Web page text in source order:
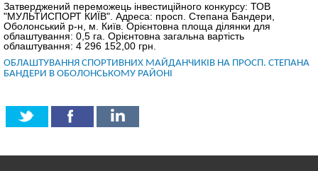
ЗВІТ 2020
ЗВІТ 2021
Затверджений переможець інвестиційного конкурсу: ТОВ
"МУЛЬТИСПОРТ КИЇВ". Адреса: просп. Степана Бандери,
Оболонський р-н, м. Київ. Орієнтовна площа ділянки для
облаштування: 0,5 га. Орієнтовна загальна вартість
облаштування: 4 296 152,00 грн.
ОБЛАШТУВАННЯ СПОРТИВНИХ МАЙДАНЧИКІВ НА ПРОСП. СТЕПАНА
БАНДЕРИ В ОБОЛОНСЬКОМУ РАЙОНІ